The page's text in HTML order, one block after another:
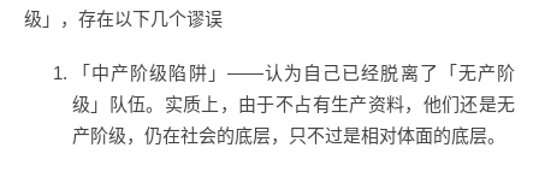
级」，存在以下几个谬误
「中产阶级陷阱」——认为自己已经脱离了「无产阶
级」队伍。实质上，由于不占有生产资料，他们还是无
产阶级，仍在社会的底层，只不过是相对体面的底层。